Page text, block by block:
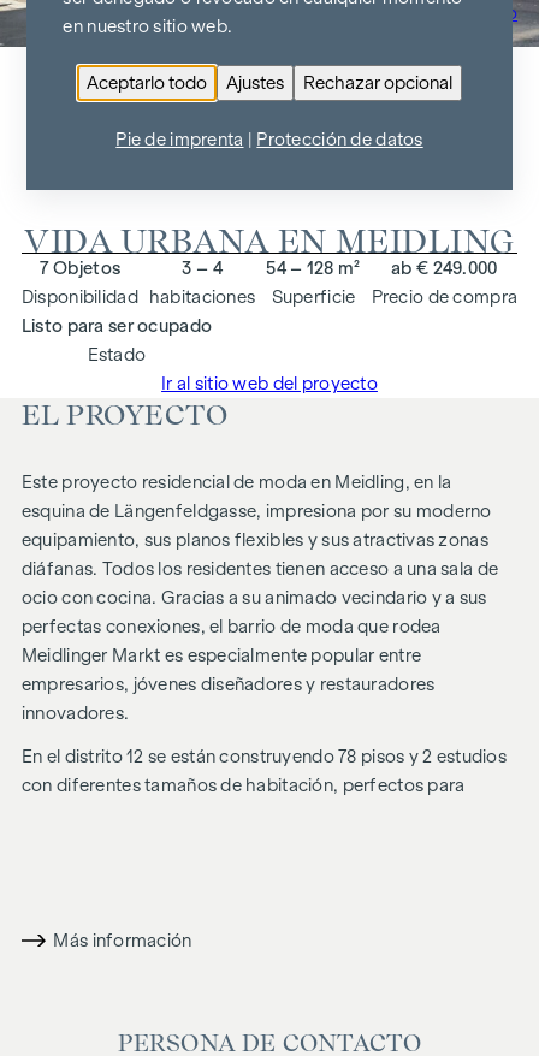
Ir al resumen del proyecto
ARNDTSTRASSE 50
VIDA URBANA EN MEIDLING
Disponibilidad
7 Objetos
habitaciones
3 – 4
Superficie
54 – 128 m²
Precio de compra
ab € 249.000
Estado
Listo para ser ocupado
Ir al sitio web del proyecto
EL PROYECTO
Este proyecto residencial de moda en Meidling, en la
esquina de Längenfeldgasse, impresiona por su moderno
equipamiento, sus planos flexibles y sus atractivas zonas
diáfanas. Todos los residentes tienen acceso a una sala de
ocio con cocina. Gracias a su animado vecindario y a sus
perfectas conexiones, el barrio de moda que rodea
Meidlinger Markt es especialmente popular entre
empresarios, jóvenes diseñadores y restauradores
innovadores.
En el distrito 12 se están construyendo 78 pisos y 2 estudios
con diferentes tamaños de habitación, perfectos para
diseñadas, con 2 a 3 habitaciones cada una y tamaños que
terraza. El broche de oro lo ponen los atractivos pisos de la
Más información
PERSONA DE CONTACTO
en nuestro sitio web.
Aceptarlo todo Ajustes Rechazar opcional
Pie de imprenta Protección de datos